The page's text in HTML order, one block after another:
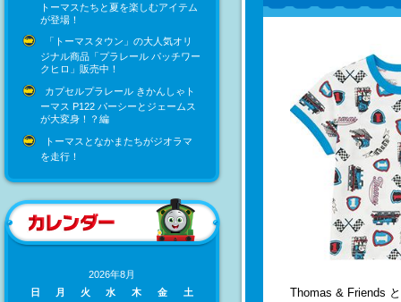
トーマスたちと夏を楽しむアイテム
が登場！
「トーマスタウン」の大人気オリ
ジナル商品「プラレール パッチワー
クヒロ」販売中！
カプセルプラレール きかんしゃト
ーマス P122 パーシーとジェームス
が大変身！？編
トーマスとなかまたちがジオラマ
を走行！
2026年8月
日
月 火 水 木 金
土
Thomas & Friends